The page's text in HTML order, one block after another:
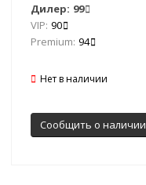
Дилер: 99
VIP: 90
Premium: 94
Нет в наличии
Сообщить о наличии